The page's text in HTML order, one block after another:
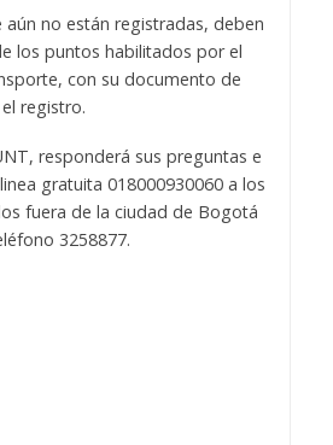
aún no están registradas, deben
los puntos habilitados por el
con su documento de
registro.
responderá sus preguntas e
gratuita 018000930060 a los
fuera de la ciudad de Bogotá
3258877.